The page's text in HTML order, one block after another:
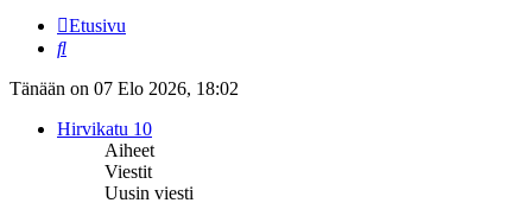
Etusivu
Etsi
Tänään on 07 Elo 2026, 18:02
Hirvikatu 10
Aiheet
Viestit
Uusin viesti